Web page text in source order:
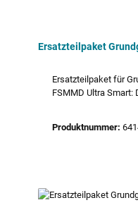
Ersatzteilpaket
Ersatzteilpaket für
FSMMD Ultra Smart:
Produktnummer: